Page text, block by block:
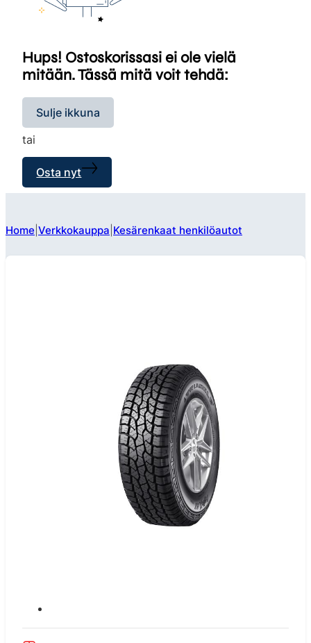
Hups! Ostoskorissasi ei ole vielä
mitään. Tässä mitä voit tehdä:
Sulje ikkuna
tai
Osta nyt
Home Verkkokauppa Kesärenkaat henkilöautot